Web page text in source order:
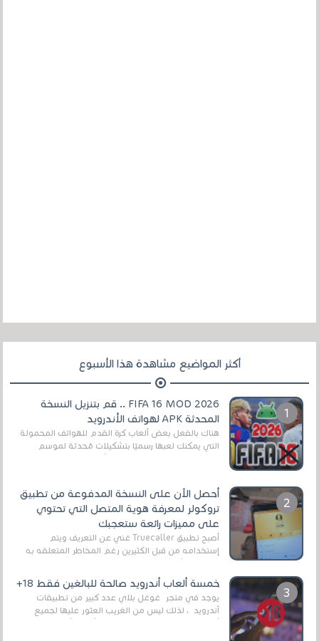
أكثر المواضيع مشاهدة هذا الأسبوع
FIFA 16 MOD 2026 .. قم بتنزيل النسخة
المحدثة APK لهواتف الأندرويد
هناك بالفعل بعض ألعاب كرة القدم للهواتف المحمولة
التي يمكنك لعبها رسميًا بتشكيلات مُحدثة لموسم
أحصل الآن على النسخة المدفوعة من تطبيق
تروكولر لمعرفة هوية المتصل التي تحتوي
على مميزات رائعة ستعجبك
أصبح تطبيق Truecaller غني عن التعريف ويتم
إستخدامه من قبل الكثيرين رغم المخاطر المتعلقه به
خمسة ألعاب أندرويد صالحة للبالغين فقط 18+
يوجد في متجر غوغل بلاي عدد كبير من تطبيقات
أندرويد ، لذلك ليس من الغريب العثور عليها لجميع